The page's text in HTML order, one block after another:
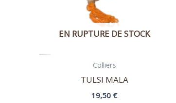
EN RUPTURE DE STOCK
Colliers
TULSI MALA
19,50 €